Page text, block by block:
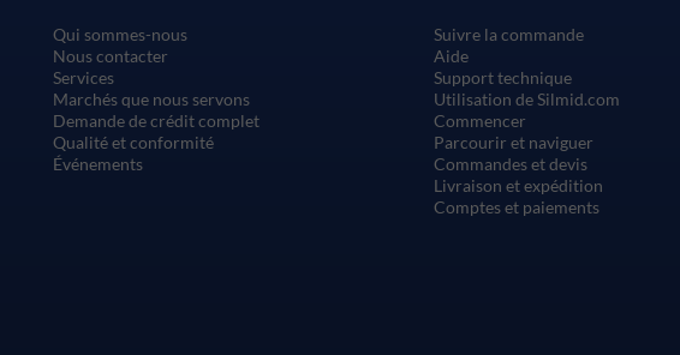
Qui sommes-nous
Nous contacter
Services
Marchés que nous servons
Demande de crédit complet
Qualité et conformité
Événements
Suivre la commande
Aide
Support technique
Utilisation de Silmid.com
Commencer
Parcourir et naviguer
Commandes et devis
Livraison et expédition
Comptes et paiements